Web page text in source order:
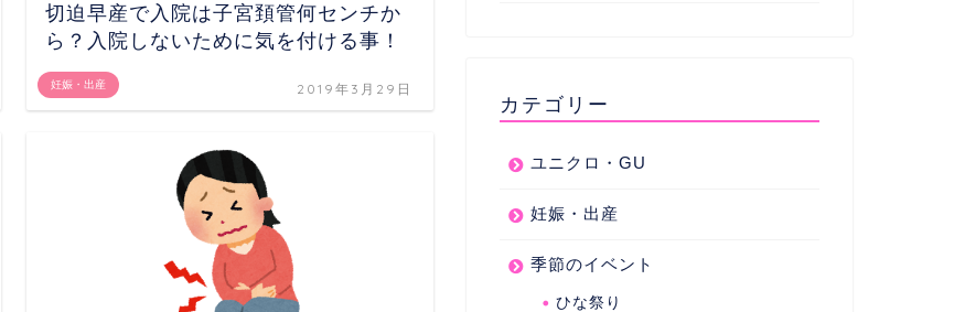
妊娠・出産
切迫早産で入院は子宮頚管何センチか
ら？入院しないために気を付ける事！
2019年3月29日
カテゴリー
ユニクロ・GU
妊娠・出産
季節のイベント
ひな祭り